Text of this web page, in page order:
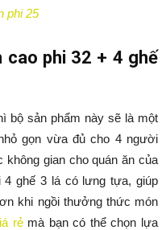
phi 25
cao phi 32 + 4 ghế
bộ sản phẩm này sẽ là một
gọn vừa đủ cho 4 người
không gian cho quán ăn của
ghế 3 lá có lưng tựa, giúp
khi ngồi thưởng thức món
rẻmà bạn có thể chọn lựa